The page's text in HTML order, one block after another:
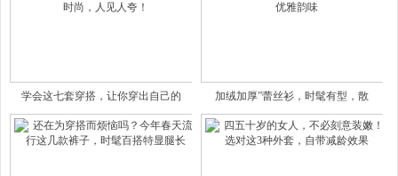
学会这七套穿搭，让你穿出自己的 加绒加厚”蕾丝衫，时髦有型，散